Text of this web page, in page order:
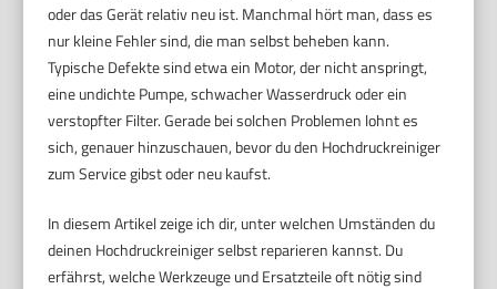
oder das Gerät relativ neu ist. Manchmal hört man, dass es
nur kleine Fehler sind, die man selbst beheben kann.
Typische Defekte sind etwa ein Motor, der nicht anspringt,
eine undichte Pumpe, schwacher Wasserdruck oder ein
verstopfter Filter. Gerade bei solchen Problemen lohnt es
sich, genauer hinzuschauen, bevor du den Hochdruckreiniger
zum Service gibst oder neu kaufst.
In diesem Artikel zeige ich dir, unter welchen Umständen du
deinen Hochdruckreiniger selbst reparieren kannst. Du
erfährst, welche Werkzeuge und Ersatzteile oft nötig sind